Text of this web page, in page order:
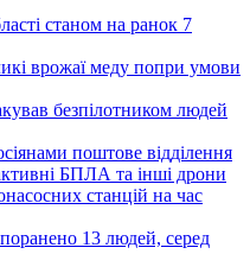
станом на ранок 7
врожаї меду попри умови
безпілотником людей
поштове відділення
БПЛА та інші дрони
станцій на час
13 людей, серед